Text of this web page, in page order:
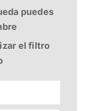
puedes
el filtro